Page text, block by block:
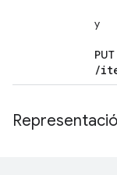
y
PUT
/